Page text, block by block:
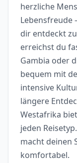
herzliche
Lebensfreude
dir entdeckt
erreichst du
Gambia oder
bequem mit
intensive
längere
Westafrika
jeden
macht deinen
komfortabel.